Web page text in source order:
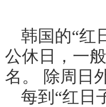
韩国的“红
公休日，一
名。 除周日
每到“红日